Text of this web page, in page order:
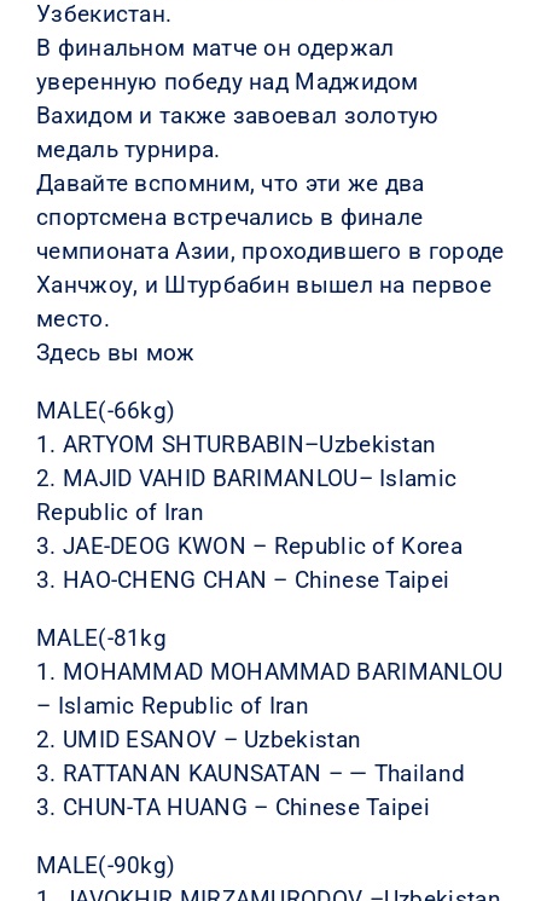
Узбекистан.
В финальном матче он одержал
уверенную победу над Маджидом
Вахидом и также завоевал золотую
медаль турнира.
Давайте вспомним, что эти же два
спортсмена встречались в финале
чемпионата Азии, проходившего в городе
Ханчжоу, и Штурбабин вышел на первое
место.
Здесь вы мож
MALE(-66kg)
1. ARTYOM SHTURBABIN–Uzbekistan
2. MAJID VAHID BARIMANLOU– Islamic
Republic of Iran
3. JAE-DEOG KWON – Republic of Korea
3. HAO-CHENG CHAN – Chinese Taipei
MALE(-81kg
1. MOHAMMAD MOHAMMAD BARIMANLOU
– Islamic Republic of Iran
2. UMID ESANOV – Uzbekistan
3. RATTANAN KAUNSATAN – — Thailand
3. CHUN-TA HUANG – Chinese Taipei
MALE(-90kg)